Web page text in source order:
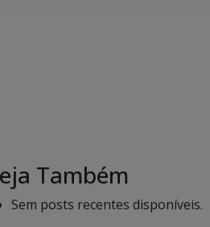
Também
Sem posts recentes disponíveis.